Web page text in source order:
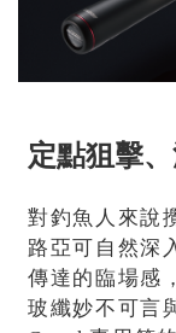
定點狙擊、
對釣魚人來說
路亞可自然深
傳達的臨場感
玻纖妙不可言